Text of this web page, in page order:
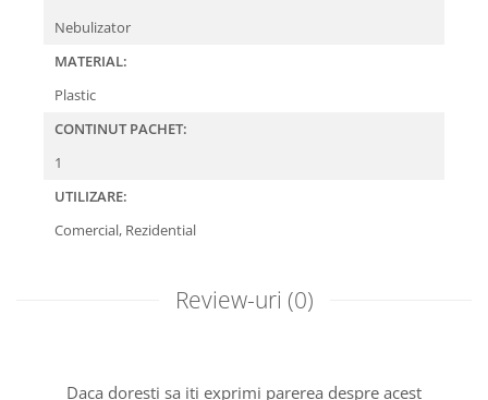
Nebulizator
MATERIAL:
Plastic
CONTINUT PACHET:
1
UTILIZARE:
Comercial, Rezidential
Review-uri (0)
Daca doresti sa iti exprimi parerea despre acest